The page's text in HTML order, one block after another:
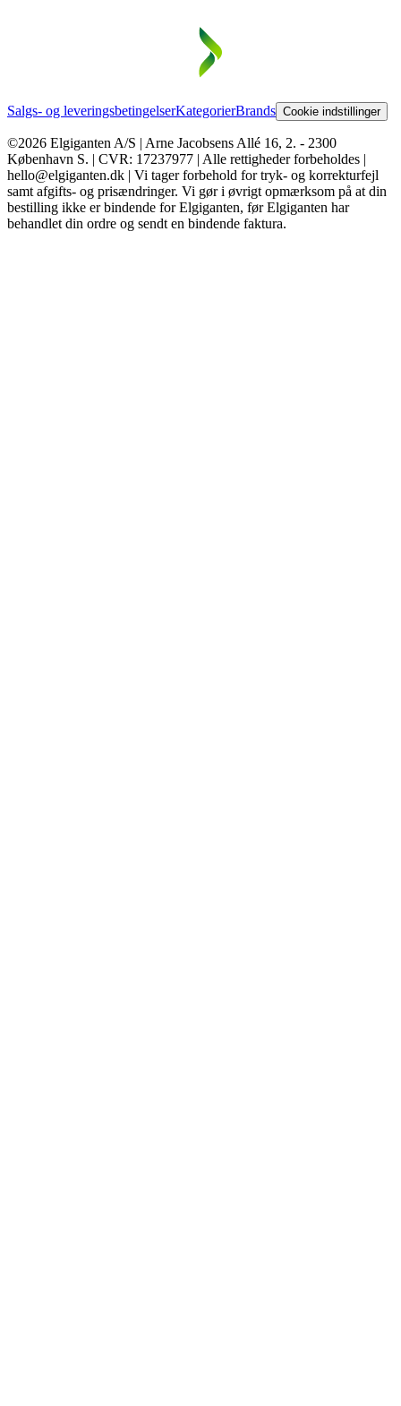
Salgs- og leveringsbetingelserKategorierBrands Cookie indstillinger
©2026 Elgiganten A/S | Arne Jacobsens Allé 16, 2. - 2300
København S. | CVR: 17237977 | Alle rettigheder forbeholdes |
hello@elgiganten.dk | Vi tager forbehold for tryk- og korrekturfejl
samt afgifts- og prisændringer. Vi gør i øvrigt opmærksom på at din
bestilling ikke er bindende for Elgiganten, før Elgiganten har
behandlet din ordre og sendt en bindende faktura.